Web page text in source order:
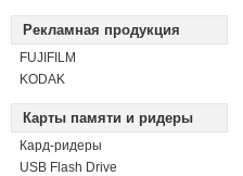
Рекламная продукция
FUJIFILM
KODAK
Карты памяти и ридеры
Кард-ридеры
USB Flash Drive